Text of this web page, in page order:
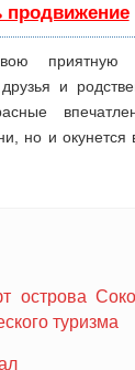
продвижение
и
но и
острова
туризма